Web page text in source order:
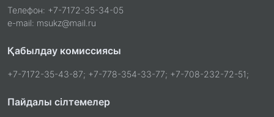
Телефон: +7-7172-35-34-05
e-mail: msukz@mail.ru
Қабылдау комиссиясы
+7-7172-35-43-87; +7-778-354-33-77; +7-708-232-72-51;
Пайдалы сілтемелер